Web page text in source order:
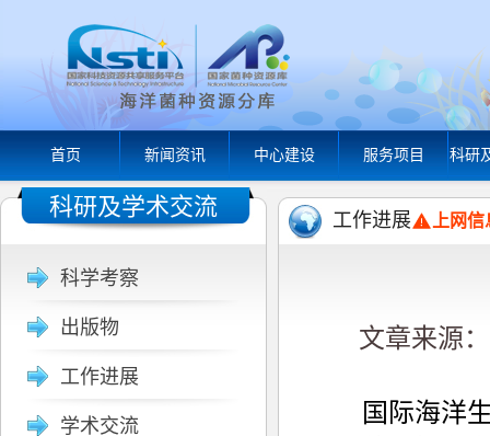
首页 新闻资讯 中心建设 服务项目 科研
科研及学术交流
科学考察
出版物
工作进展
学术交流
工作进展 上网
文章来源
国际海洋生